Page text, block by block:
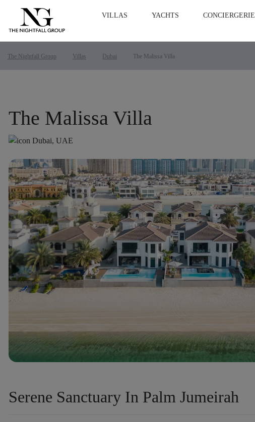
VILLAS YACHTS CONCIERGERIE
The Nightfall Group Villas Dubai The Malissa Villa
The Malissa Villa
Dubai, UAE
Serene Sanctuary In Palm Jumeirah